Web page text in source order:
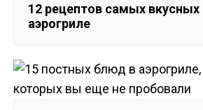
ц
и
12 рецептов самых вкусных
аэрогриле